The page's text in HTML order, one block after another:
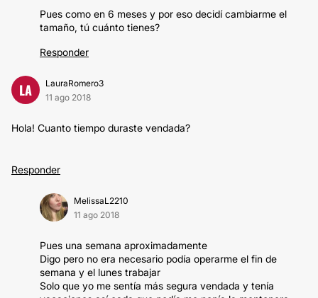
Pues como en 6 meses y por eso decidí cambiarme el
tamaño, tú cuánto tienes?
Responder
LA
LauraRomero3
11 ago 2018
Hola! Cuanto tiempo duraste vendada?
Responder
MelissaL2210
11 ago 2018
Pues una semana aproximadamente
Digo pero no era necesario podía operarme el fin de
semana y el lunes trabajar
Solo que yo me sentía más segura vendada y tenía